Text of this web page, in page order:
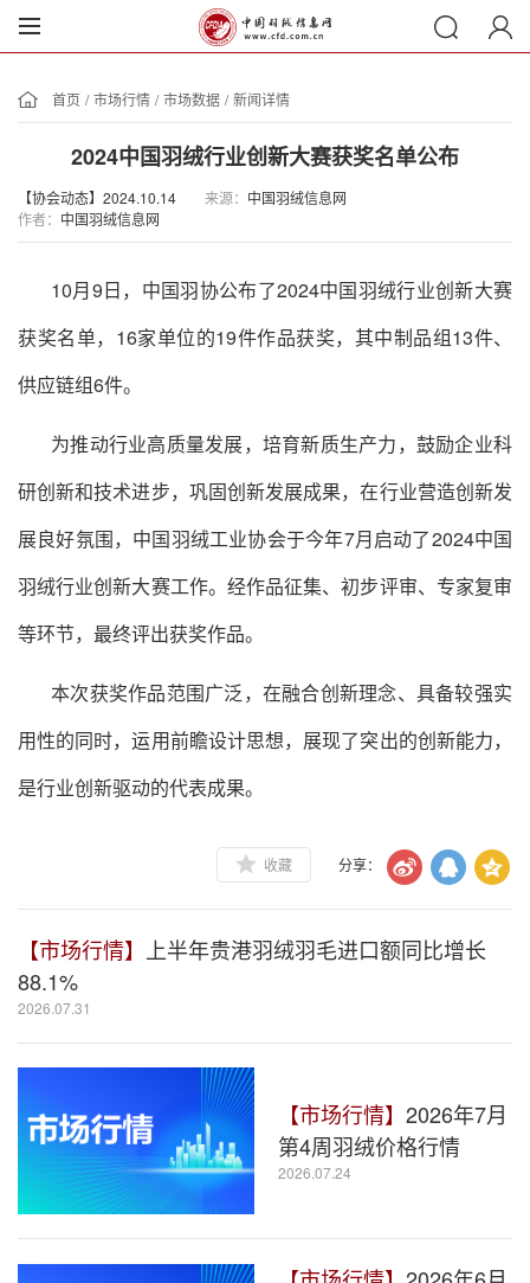
首页 / 市场行情 / 市场数据 / 新闻详情
2024中国羽绒行业创新大赛获奖名单公布
【协会动态】2024.10.14 来源： 中国羽绒信息网
作者： 中国羽绒信息网
10月9日，中国羽协公布了2024中国羽绒行业创新大赛
获奖名单， 16家单位的19件作品获奖，其中制品组13件、
供应链组6件。
为推动行业高质量发展，培育新质生产力，鼓励企业科
研创新和技术进步，巩固创新发展成果，在行业营造创新发
展良好氛围，中国羽绒工业协会于今年7月启动了2024中国
羽绒行业创新大赛工作。经作品征集、初步评审、专家复审
等环节，最终评出获奖作品。
本次获奖作品范围广泛，在融合创新理念、具备较强实
用性的同时，运用前瞻设计思想，展现了突出的创新能力，
是行业创新驱动的代表成果。
收藏 分享：
【市场行情】
上半年贵港羽绒羽毛进口额同比增长
88.1%
2026.07.31
【市场行情】 2026年7月
第4周羽绒价格行情
2026.07.24